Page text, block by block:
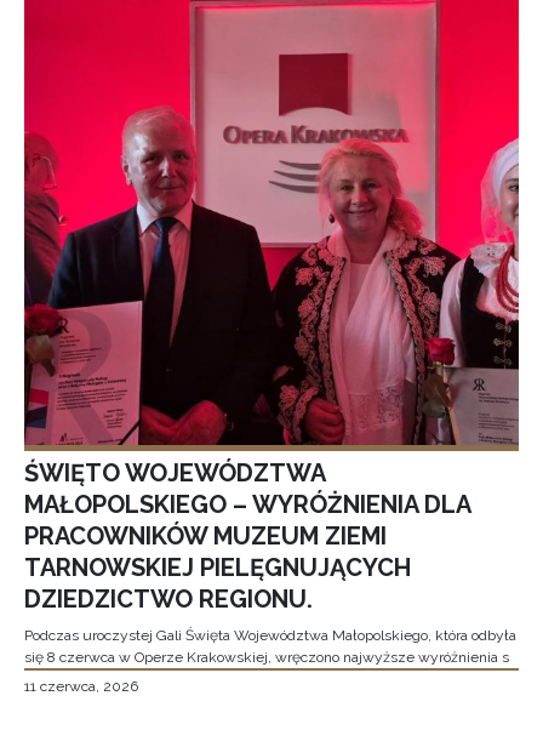
ŚWIĘTO WOJEWÓDZTWA
MAŁOPOLSKIEGO – WYRÓŻNIENIA DLA
PRACOWNIKÓW MUZEUM ZIEMI
TARNOWSKIEJ PIELĘGNUJĄCYCH
DZIEDZICTWO REGIONU.
Podczas uroczystej Gali Święta Województwa Małopolskiego, która odbyła
się 8 czerwca w Operze Krakowskiej, wręczono najwyższe wyróżnienia s
11 czerwca, 2026